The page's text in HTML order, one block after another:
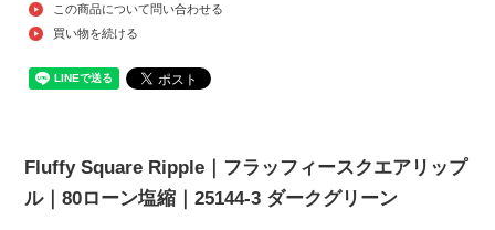
この商品について問い合わせる
買い物を続ける
Fluffy Square Ripple｜フラッフィースクエアリップ
ル｜80ローン塩縮｜25144-3 ダークグリーン